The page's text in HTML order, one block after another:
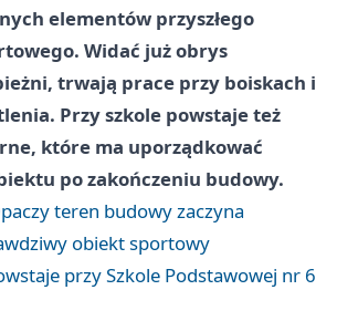
elementów przyszłego
Widać już obrys
trwają prace przy boiskach i
Przy szkole powstaje też
które ma uporządkować
po zakończeniu budowy.
teren budowy zaczyna
obiekt sportowy
przy Szkole Podstawowej nr 6